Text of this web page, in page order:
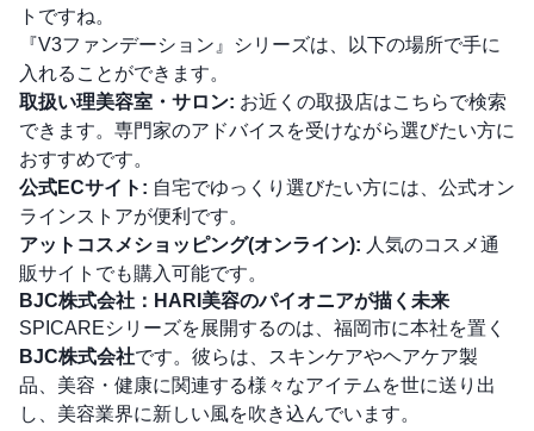
トですね。
『V3ファンデーション』シリーズは、以下の場所で手に
入れることができます。
取扱い理美容室・サロン: お近くの取扱店はこちらで検索
できます。専門家のアドバイスを受けながら選びたい方に
おすすめです。
公式ECサイト: 自宅でゆっくり選びたい方には、公式オン
ラインストアが便利です。
アットコスメショッピング(オンライン): 人気のコスメ通
販サイトでも購入可能です。
BJC株式会社：HARI美容のパイオニアが描く未来
SPICAREシリーズを展開するのは、福岡市に本社を置く
BJC株式会社です。彼らは、スキンケアやヘアケア製
品、美容・健康に関連する様々なアイテムを世に送り出
し、美容業界に新しい風を吹き込んでいます。